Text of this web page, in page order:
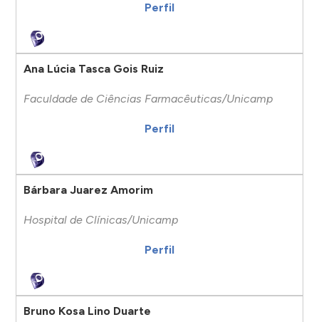
Perfil
Ana Lúcia Tasca Gois Ruiz
Faculdade de Ciências Farmacêuticas/Unicamp
Perfil
Bárbara Juarez Amorim
Hospital de Clínicas/Unicamp
Perfil
Bruno Kosa Lino Duarte